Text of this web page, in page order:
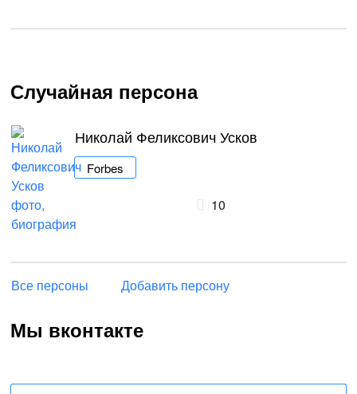
Случайная персона
Николай Феликсович Усков
Forbes
10
Все персоны Добавить персону
Мы вконтакте